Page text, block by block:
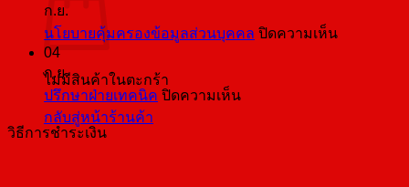
ไม่มีสินค้าในตะกร้า
กลับสู่หน้าร้านค้า
รนด์
ก.ย.
นโยบายคุ้มครองข้อมูลส่วนบุคคล ปิดความเห็นบน
04
ก.ย.
ปรึกษาฝ่ายเทคนิค ปิดความเห็นบน
วิธีการชำระเงิน